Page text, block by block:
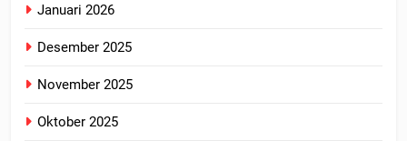
Januari 2026
Desember 2025
November 2025
Oktober 2025